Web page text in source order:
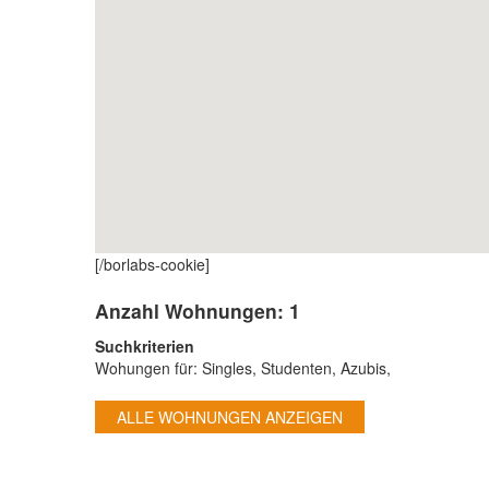
[/borlabs-cookie]
Anzahl Wohnungen: 1
Suchkriterien
Wohungen für: Singles, Studenten, Azubis,
ALLE WOHNUNGEN ANZEIGEN